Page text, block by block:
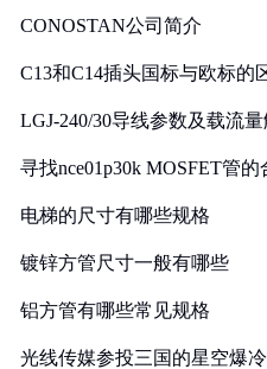
CONOSTAN公司简介
C13和C14插头国标与欧标的
LGJ-240/30导线参数及载流
寻找nce01p30k MOSFET管
电梯的尺寸有哪些规格
镀锌方管尺寸一般有哪些
铝方管有哪些常见规格
光线传媒参投三国的星空爆冷